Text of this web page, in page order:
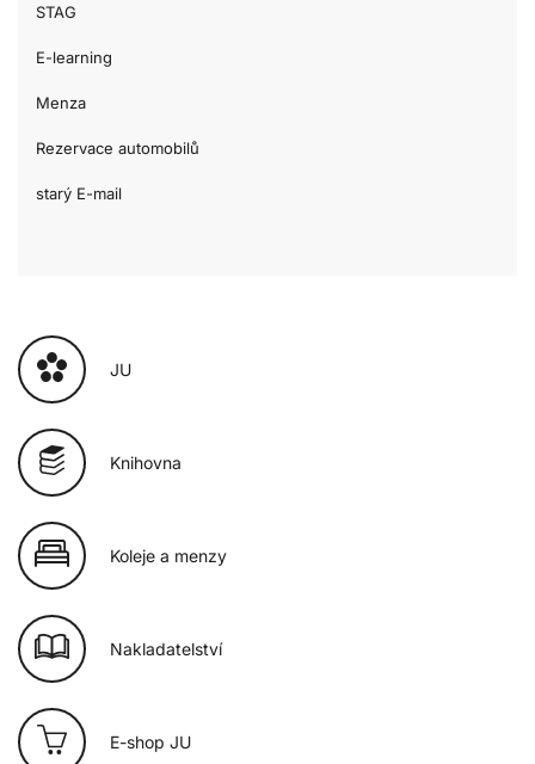
STAG
E-learning
Menza
Rezervace automobilů
starý E-mail
JU
Knihovna
Koleje a menzy
Nakladatelství
E-shop JU